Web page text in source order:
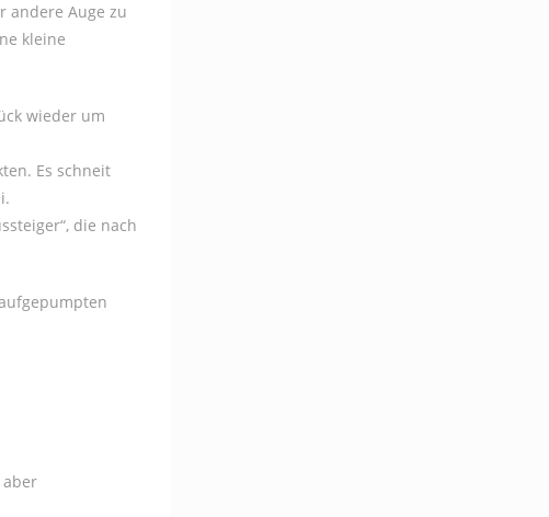
andere Auge zu
kleine
wieder um
Es schneit
die nach